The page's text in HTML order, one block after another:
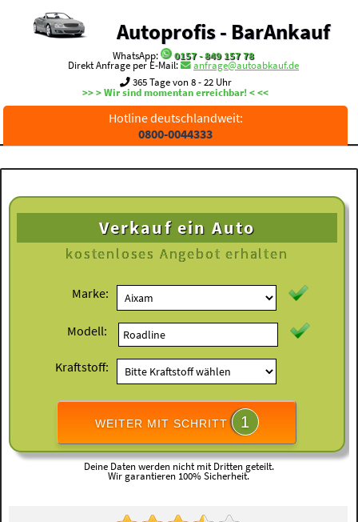
Autoprofis - BarAnkauf
WhatsApp:
0157 - 849 157 78
Direkt Anfrage per E-Mail:
anfrage@autoabkauf.de
365 Tage von 8 - 22 Uhr
>> > Wir sind momentan erreichbar! < <<
Hotline deutschlandweit:
0800-0044333
Verkauf ein Auto
kostenloses Angebot erhalten
Marke:
Modell:
Kraftstoff:
WEITER MIT SCHRITT 1
Deine Daten werden nicht mit Dritten geteilt.
Wir garantieren 100% Sicherheit.